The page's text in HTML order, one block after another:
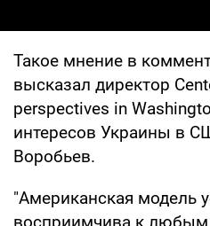
Такое мнение в
высказал директор
perspectives in
интересов Украины в
Воробьев.
"Американская модель
восприимчива к любым